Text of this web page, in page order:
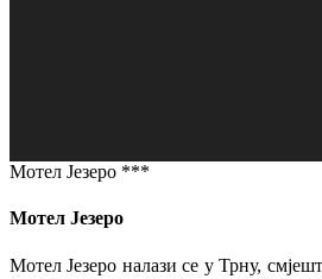
Мотел Језеро ***
Мотел Језеро
Мотел Језеро налази се у Трну,